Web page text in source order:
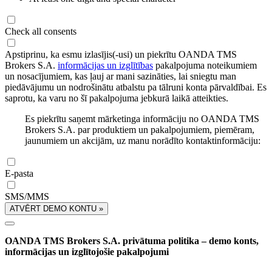
Check all consents
Apstiprinu, ka esmu izlasījis(-usi) un piekrītu OANDA TMS
Brokers S.A. informācijas un izglītības pakalpojuma noteikumiem
un nosacījumiem, kas ļauj ar mani sazināties, lai sniegtu man
piedāvājumu un nodrošinātu atbalstu pa tālruni konta pārvaldībai. Es
saprotu, ka varu no šī pakalpojuma jebkurā laikā atteikties.
Es piekrītu saņemt mārketinga informāciju no OANDA TMS
Brokers S.A. par produktiem un pakalpojumiem, piemēram,
jaunumiem un akcijām, uz manu norādīto kontaktinformāciju:
E-pasta
SMS/MMS
ATVĒRT DEMO KONTU »
OANDA TMS Brokers S.A. privātuma politika – demo konts,
informācijas un izglītojošie pakalpojumi